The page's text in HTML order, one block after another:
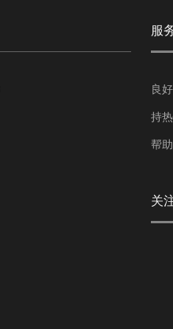
服
良
持
帮
关